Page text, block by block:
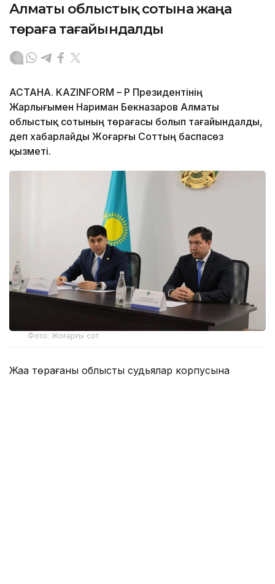
Алматы облыстық сотына жаңа
төраға тағайындалды
АСТАНА. KAZINFORM – ҚР Президентінің
Жарлығымен Нариман Бекназаров Алматы
облыстық сотының төрағасы болып тағайындалды,
деп хабарлайды Жоғарғы Соттың баспасөз
қызметі.
Фото: Жоғарғы сот
Жаңа төрағаны облыстың судьялар корпусына